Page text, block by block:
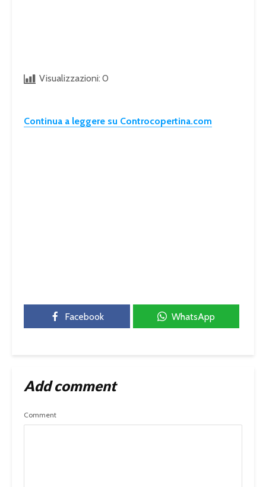
Visualizzazioni: 0
Continua a leggere su Controcopertina.com
Facebook WhatsApp
Add comment
Comment